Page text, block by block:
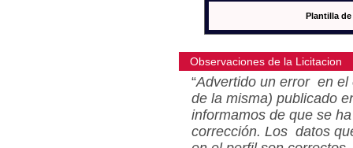
Plantilla
Observaciones de la Licitacion
“Advertido un error en el
de la misma) publicado
informamos de que se
corrección. Los datos